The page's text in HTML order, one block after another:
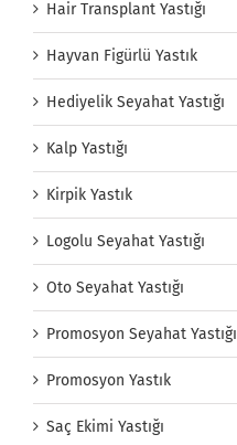
Hair Transplant Yastığı
Hayvan Figürlü Yastık
Hediyelik Seyahat Yastığı
Kalp Yastığı
Kirpik Yastık
Logolu Seyahat Yastığı
Oto Seyahat Yastığı
Promosyon Seyahat Yastığı
Promosyon Yastık
Saç Ekimi Yastığı